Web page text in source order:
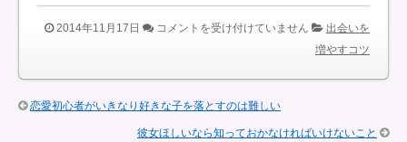
2014年11月17日
女
会
い
コメントを受け付けていません
出会いを
増やすコツ
恋愛初心者がいきなり好きな子を落とすのは難しい
彼女ほしいなら知っておかなければいけないこと